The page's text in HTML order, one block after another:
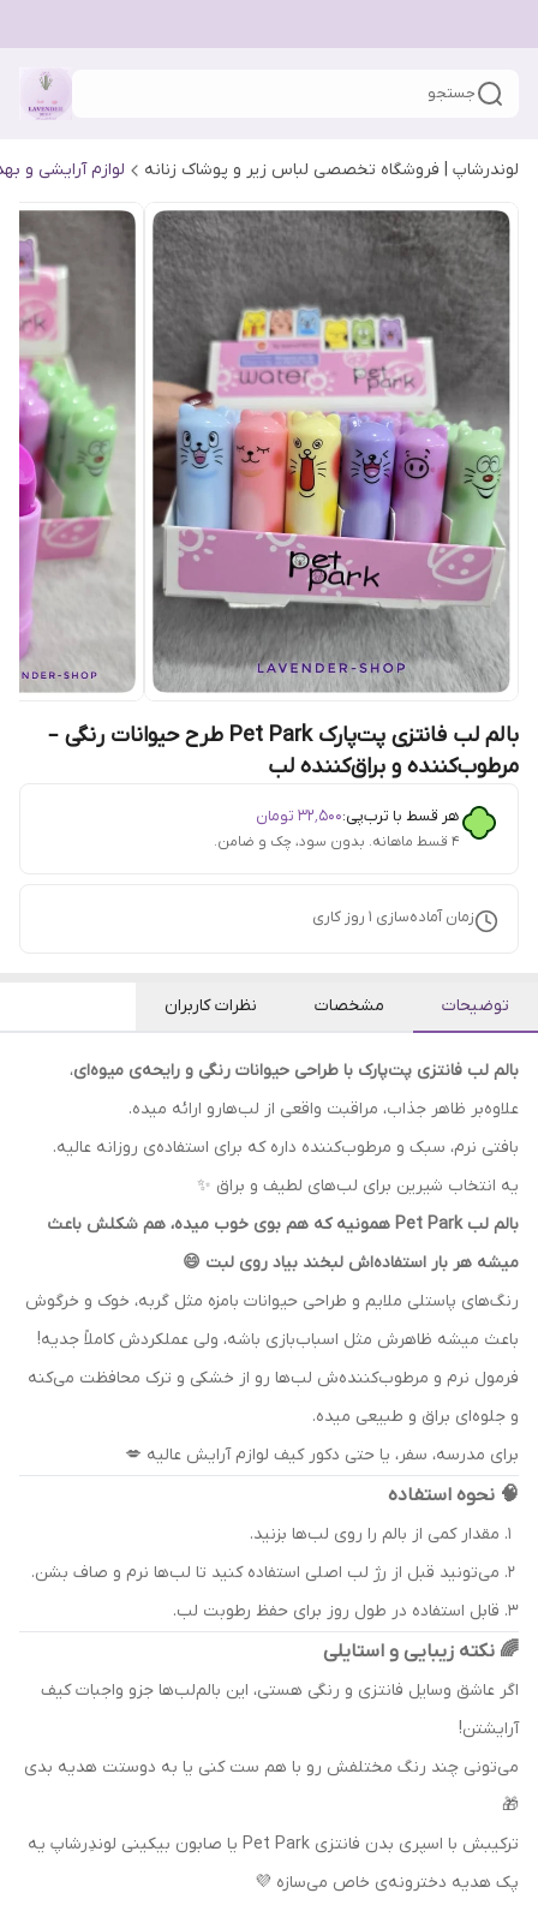
جستجو
لوندرشاپ | فروشگاه تخصصی لباس زیر و پوشاک زنانه لوازم آرایشی و
بالم لب فانتزی پت‌پارک Pet Park طرح حیوانات رنگی –
مرطوب‌کننده و براق‌کننده لب
هر قسط با ترب‌پی:۳۲٬۵۰۰ تومان
۴ قسط ماهانه. بدون سود، چک و ضامن.
زمان آماده‌سازی 1 روز کاری
توضیحات مشخصات نظرات کاربران
بالم لب فانتزی پت‌پارک با طراحی حیوانات رنگی و رایحه‌ی میوه‌ای،
علاوه‌بر ظاهر جذاب، مراقبت واقعی از لب‌هارو ارائه میده.
بافتی نرم، سبک و مرطوب‌کننده داره که برای استفاده‌ی روزانه عالیه.
یه انتخاب شیرین برای لب‌های لطیف و براق ✨
بالم لب Pet Park همونیه که هم بوی خوب میده، هم شکلش باعث
میشه هر بار استفاده‌اش لبخند بیاد روی لبت 😄
رنگ‌های پاستلی ملایم و طراحی حیوانات بامزه مثل گربه، خوک و خرگوش
باعث میشه ظاهرش مثل اسباب‌بازی باشه، ولی عملکردش کاملاً جدیه!
فرمول نرم و مرطوب‌کننده‌ش لب‌ها رو از خشکی و ترک محافظت می‌کنه
و جلوه‌ای براق و طبیعی میده.
برای مدرسه، سفر، یا حتی دکور کیف لوازم آرایش عالیه 💋
🧠 نحوه استفاده
مقدار کمی از بالم را روی لب‌ها بزنید.
می‌تونید قبل از رژ لب اصلی استفاده کنید تا لب‌ها نرم و صاف بشن.
قابل استفاده در طول روز برای حفظ رطوبت لب.
🌈 نکته زیبایی و استایلی
اگر عاشق وسایل فانتزی و رنگی هستی، این بالم‌لب‌ها جزو واجبات کیف
آرایشتن!
می‌تونی چند رنگ مختلفش رو با هم ست کنی یا به دوستت هدیه بدی
🎁
ترکیبش با اسپری بدن فانتزی Pet Park یا صابون بیکینی لوندِرشاپ یه
پک هدیه دخترونه‌ی خاص می‌سازه 💜